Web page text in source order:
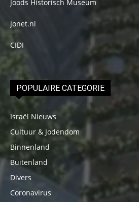
Joods Historisch Museum
Jonet.nl
CIDI
POPULAIRE CATEGORIE
Israël Nieuws
Cultuur & Jodendom
Binnenland
Buitenland
Divers
Coronavirus